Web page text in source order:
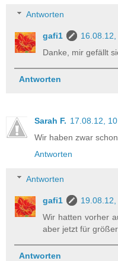
Antworten
gafi1
16.08.12,
Danke, mir gefällt
Antworten
Sarah F. 17.08.12,
Wir haben zwar
Antworten
Antworten
gafi1
Wir hatten vorher
aber jetzt für
Antworten